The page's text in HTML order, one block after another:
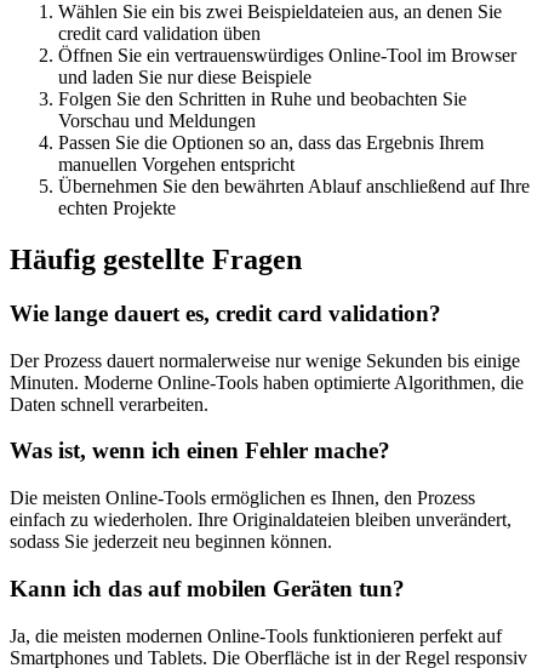
Wählen Sie ein bis zwei Beispieldateien aus, an denen Sie
credit card validation üben
Öffnen Sie ein vertrauenswürdiges Online‑Tool im Browser
und laden Sie nur diese Beispiele
Folgen Sie den Schritten in Ruhe und beobachten Sie
Vorschau und Meldungen
Passen Sie die Optionen so an, dass das Ergebnis Ihrem
manuellen Vorgehen entspricht
Übernehmen Sie den bewährten Ablauf anschließend auf Ihre
echten Projekte
Häufig gestellte Fragen
Wie lange dauert es, credit card validation?
Der Prozess dauert normalerweise nur wenige Sekunden bis einige
Minuten. Moderne Online-Tools haben optimierte Algorithmen, die
Daten schnell verarbeiten.
Was ist, wenn ich einen Fehler mache?
Die meisten Online-Tools ermöglichen es Ihnen, den Prozess
einfach zu wiederholen. Ihre Originaldateien bleiben unverändert,
sodass Sie jederzeit neu beginnen können.
Kann ich das auf mobilen Geräten tun?
Ja, die meisten modernen Online-Tools funktionieren perfekt auf
Smartphones und Tablets. Die Oberfläche ist in der Regel responsiv